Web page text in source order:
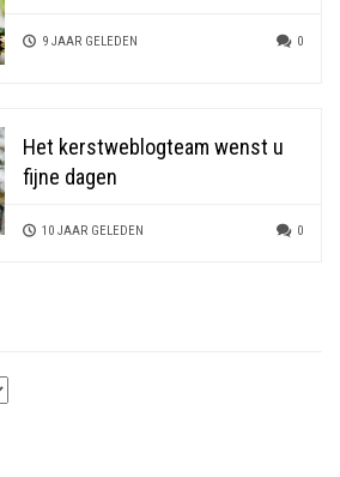
9 JAAR GELEDEN 0
Het kerstweblogteam wenst u
fijne dagen
10 JAAR GELEDEN 0